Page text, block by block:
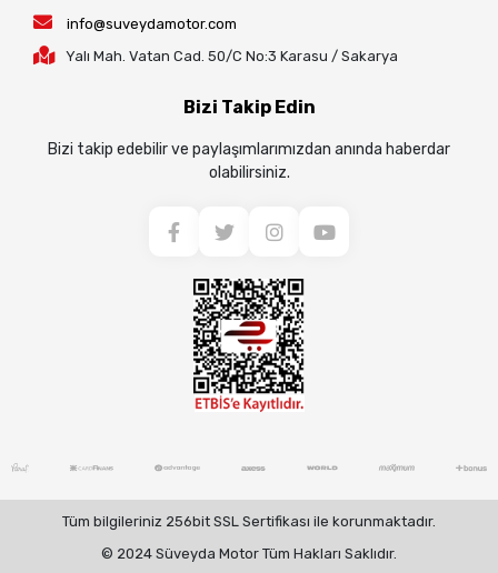
info@suveydamotor.com
Yalı Mah. Vatan Cad. 50/C No:3 Karasu / Sakarya
Bizi Takip Edin
Bizi takip edebilir ve paylaşımlarımızdan anında haberdar
olabilirsiniz.
Tüm bilgileriniz 256bit SSL Sertifikası ile korunmaktadır.
© 2024 Süveyda Motor Tüm Hakları Saklıdır.